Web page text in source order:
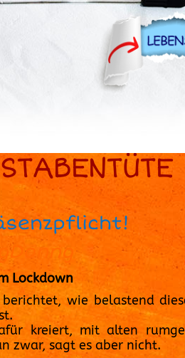
Lockdown
wie belastend
kreiert, mit alten
zwar, sagt es aber nicht.